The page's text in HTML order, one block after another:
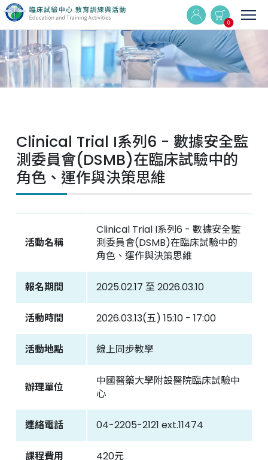
0
實體與線上同步課程
最新消息
活動集錦
Q&A
聯絡我們
中國醫藥大學附設醫院 臨床試驗中心
Clinical Trial I系列6 - 數據安全監
測委員會(DSMB)在臨床試驗中的
角色、運作與決策思維
活動名稱
Clinical Trial I系列6 - 數據安全監
測委員會(DSMB)在臨床試驗中的
角色、運作與決策思維
報名期間 2025.02.17 至 2026.03.10
活動時間 2026.03.13(五) 15:10 - 17:00
活動地點 線上同步教學
辦理單位
中國醫藥大學附設醫院臨床試驗中
心
連絡電話 04-2205-2121 ext.11474
課程費用 420元